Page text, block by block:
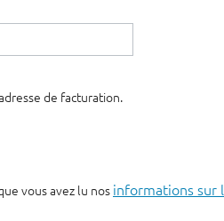
de facturation.
vous avez lu nosinformations sur